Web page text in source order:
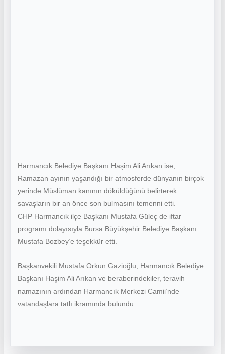
Harmancık Belediye Başkanı Haşim Ali Arıkan ise,
Ramazan ayının yaşandığı bir atmosferde dünyanın birçok
yerinde Müslüman kanının döküldüğünü belirterek
savaşların bir an önce son bulmasını temenni etti.
CHP Harmancık ilçe Başkanı Mustafa Güleç de iftar
programı dolayısıyla Bursa Büyükşehir Belediye Başkanı
Mustafa Bozbey’e teşekkür etti.
Başkanvekili Mustafa Orkun Gazioğlu, Harmancık Belediye
Başkanı Haşim Ali Arıkan ve beraberindekiler, teravih
namazının ardından Harmancık Merkezi Camii’nde
vatandaşlara tatlı ikramında bulundu.